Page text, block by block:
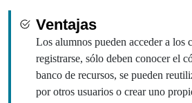
Ventajas
Los alumnos pueden acceder a los
registrarse, sólo deben conocer el
banco de recursos, se pueden
por otros usuarios o crear uno